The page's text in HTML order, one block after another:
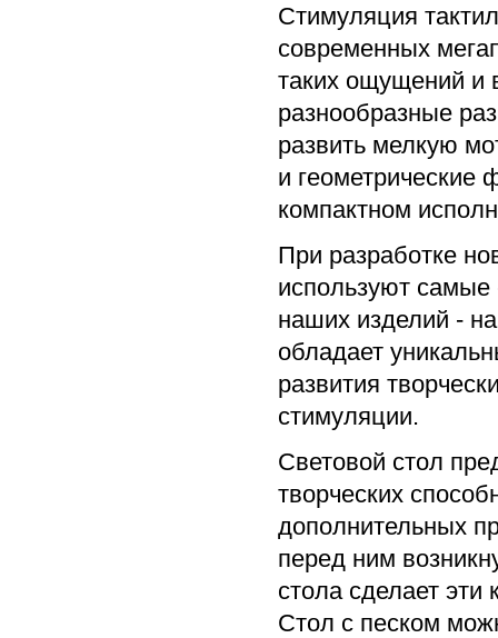
Стимуляция
современных
таких ощущений и
разнообразные
развить мелкую
и геометрические
компактном
При разработке
используют самые
наших изделий -
обладает
развития
стимуляции.
Световой стол
творческих
дополнительных
перед ним
стола сделает
Стол с песком